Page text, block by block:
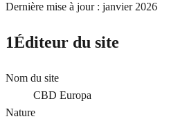
Dernière mise à jour : janvier 2026
1Éditeur du site
Nom du site
CBD Europa
Nature